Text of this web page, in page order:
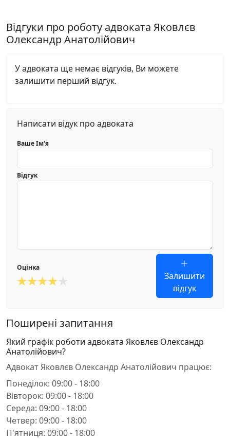
Відгуки про роботу адвоката Яковлєв
Олександр Анатолійович
У адвоката ще немає відгуків, Ви можете
залишити перший відгук.
Написати відук про адвоката
Ваше Ім'я
Відгук
Оцінка
Залишити
відгук
Поширені запитання
Який графік роботи адвоката Яковлєв Олександр
Анатолійович?
Адвокат Яковлєв Олександр Анатолійович працює:
Понеділок: 09:00 - 18:00
Вівторок: 09:00 - 18:00
Середа: 09:00 - 18:00
Четвер: 09:00 - 18:00
П'ятниця: 09:00 - 18:00